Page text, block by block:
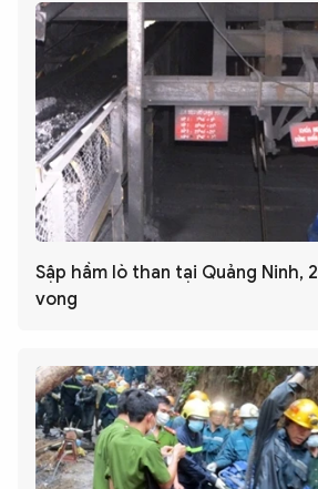
Sập hầm lò than tại Quảng Ninh,
vong